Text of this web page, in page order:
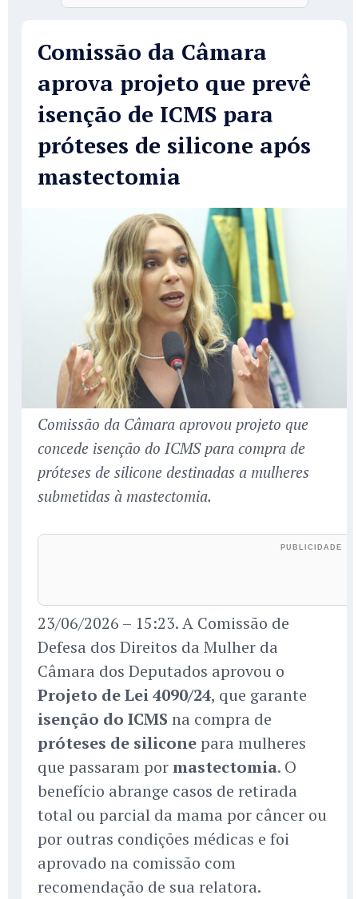
Comissão da Câmara
aprova projeto que prevê
isenção de ICMS para
próteses de silicone após
mastectomia
Comissão da Câmara aprovou projeto que
concede isenção do ICMS para compra de
próteses de silicone destinadas a mulheres
submetidas à mastectomia.
23/06/2026 – 15:23. A Comissão de
Defesa dos Direitos da Mulher da
Câmara dos Deputados aprovou o
Projeto de Lei 4090/24, que garante
isenção do ICMS na compra de
próteses de silicone para mulheres
que passaram pormastectomia. O
benefício abrange casos de retirada
total ou parcial da mama por câncer ou
por outras condições médicas e foi
aprovado na comissão com
recomendação de sua relatora.